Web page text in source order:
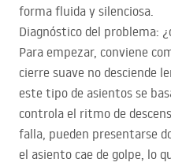
forma fluida y silenciosa.
Diagnóstico del problema:
Para empezar, conviene
cierre suave no desciende
este tipo de asientos se
controla el ritmo de
falla, pueden presentarse
el asiento cae de golpe, lo